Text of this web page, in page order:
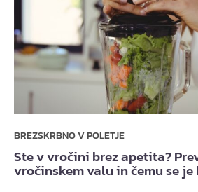
BREZSKRBNO V POLETJE
Ste v vročini brez apetita?
vročinskem valu in čemu se